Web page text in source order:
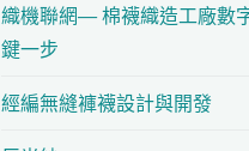
織機聯網— 棉襪織造工廠數
鍵一步
經編無縫褲襪設計與開發